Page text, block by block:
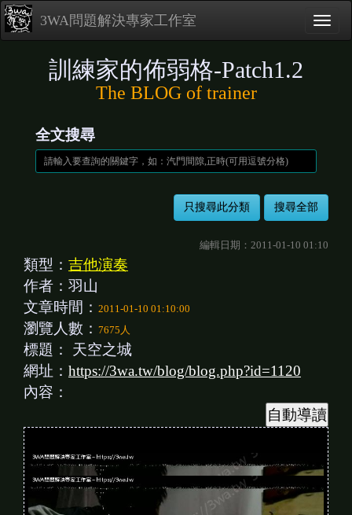
3WA問題解決專家工作室
訓練家的佈弱格-Patch1.2
The BLOG of trainer
全文搜尋
編輯日期：2011-01-10 01:10
類型： 吉他演奏
作者：羽山
文章時間： 2011-01-10 01:10:00
瀏覽人數： 7675人
標題： 天空之城
網址： https://3wa.tw/blog/blog.php?id=1120
內容：
V
i